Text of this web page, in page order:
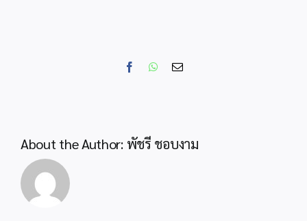
FacebookWhatsApp
Email
About the Author: พัชรี ชอบงาม